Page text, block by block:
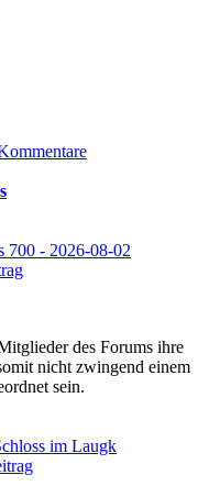
700 - 2026-08-02
des Forums ihre
nicht zwingend einem
sein.
im Laugk